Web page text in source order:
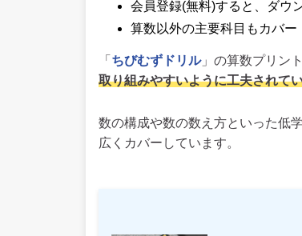
会員登録(無料)すると、ダウ
算数以外の主要科目もカバー
「 ちびむずドリル」の算数プリント
取り組みやすいように工夫されて
数の構成や数の数え方といった低
広くカバーしています。